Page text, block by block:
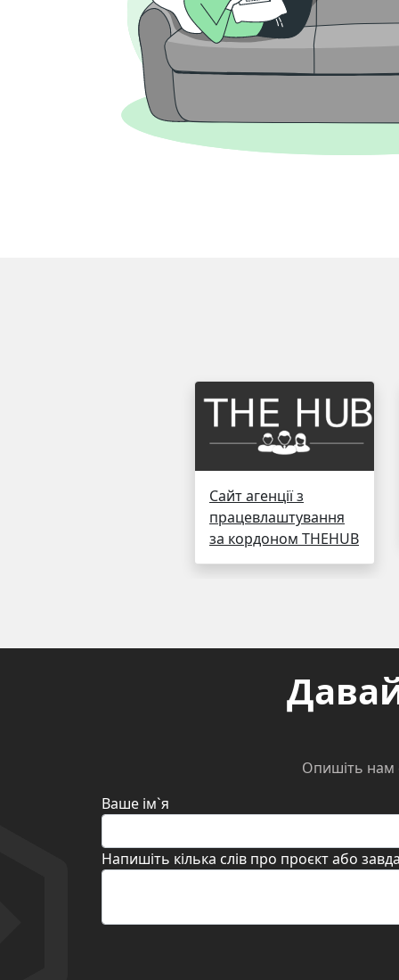
Сайт агенції з
працевлаштування
за кордоном THEHUB
Опишіть нам
Ваше ім`я
Напишіть кілька слів про проєкт або